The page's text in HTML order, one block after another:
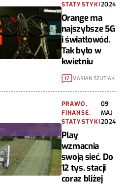
STATYSTYKI2024
Orange ma
najszybsze 5G
i światłowód.
Tak było w
kwietniu
17 MARIAN SZUTIAK
PRAWO,
FINANSE,
STATYSTYKI
09
MAJ
2024
Play
wzmacnia
swoją sieć. Do
12 tys. stacji
coraz bliżej